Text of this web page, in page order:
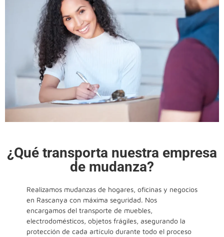
¿Qué transporta nuestra empresa
de mudanza?
Realizamos mudanzas de hogares, oficinas y negocios
en Rascanya con máxima seguridad. Nos
encargamos del transporte de muebles,
electrodomésticos, objetos frágiles, asegurando la
protección de cada artículo durante todo el proceso